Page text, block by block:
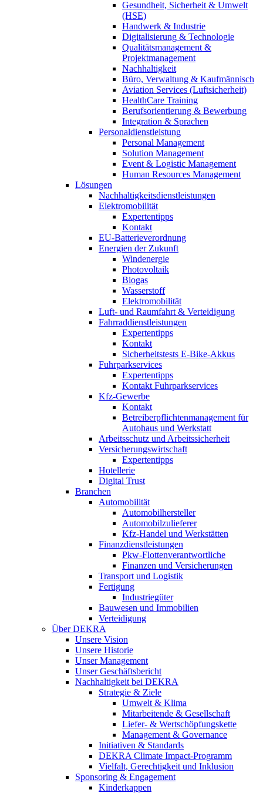
Gesundheit, Sicherheit & Umwelt
(HSE)
Handwerk & Industrie
Digitalisierung & Technologie
Qualitätsmanagement &
Projektmanagement
Nachhaltigkeit
Büro, Verwaltung & Kaufmännisch
Aviation Services (Luftsicherheit)
HealthCare Training
Berufsorientierung & Bewerbung
Integration & Sprachen
Personaldienstleistung
Personal Management
Solution Management
Event & Logistic Management
Human Resources Management
Lösungen
Nachhaltigkeitsdienstleistungen
Elektromobilität
Expertentipps
Kontakt
EU-Batterieverordnung
Energien der Zukunft
Windenergie
Photovoltaik
Biogas
Wasserstoff
Elektromobilität
Luft- und Raumfahrt & Verteidigung
Fahrraddienstleistungen
Expertentipps
Kontakt
Sicherheitstests E-Bike-Akkus
Fuhrparkservices
Expertentipps
Kontakt Fuhrparkservices
Kfz-Gewerbe
Kontakt
Betreiberpflichtenmanagement für
Autohaus und Werkstatt
Arbeitsschutz und Arbeitssicherheit
Versicherungswirtschaft
Expertentipps
Hotellerie
Digital Trust
Branchen
Automobilität
Automobilhersteller
Automobilzulieferer
Kfz-Handel und Werkstätten
Finanzdienstleistungen
Pkw‑Flottenverantwortliche
Finanzen und Versicherungen
Transport und Logistik
Fertigung
Industriegüter
Bauwesen und Immobilien
Verteidigung
Über DEKRA
Unsere Vision
Unsere Historie
Unser Management
Unser Geschäftsbericht
Nachhaltigkeit bei DEKRA
Strategie & Ziele
Umwelt & Klima
Mitarbeitende & Gesellschaft
Liefer- & Wertschöpfungskette
Management & Governance
Initiativen & Standards
DEKRA Climate Impact-Programm
Vielfalt, Gerechtigkeit und Inklusion​
Sponsoring & Engagement
Kinderkappen